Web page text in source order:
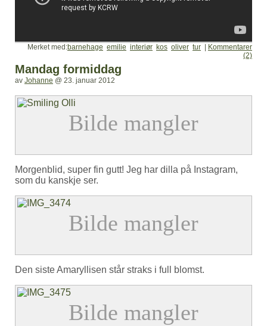
Merket med:barnehage emilie interiør kos oliver tur
Kommentarer
(2)
Mandag formiddag
av Johanne @ 23. januar 2012
Morgenblid, super fin gutt! Jeg har dilla på Instagram,
som du kanskje ser.
Den siste Amaryllisen står straks i full blomst.